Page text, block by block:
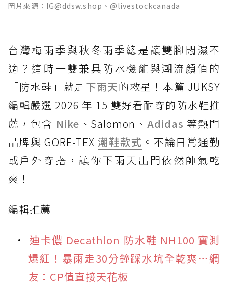
圖片來源：IG@ddsw.shop、@livestockcanada
台灣梅雨季與秋冬雨季總是讓雙腳悶濕不
適？這時一雙兼具防水機能與潮流顏值的
「防水鞋」就是下雨天的救星！本篇 JUKSY
編輯嚴選 2026 年 15 雙好看耐穿的防水鞋推
薦，包含 Nike 、Salomon、Adidas 等熱門
品牌與 GORE-TEX 潮鞋款式 。不論日常通勤
或戶外穿搭，讓你下雨天出門依然帥氣乾
爽！
編輯推薦
迪卡儂 Decathlon 防水鞋 NH100 實測
爆紅！暴雨走30分鐘踩水坑全乾爽⋯網
友：CP值直接天花板